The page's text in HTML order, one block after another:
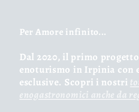
Per Amore infinito...
Dal 2020, il primo
enoturismo in Irpinia con
esclusive. Scopri i nostri
enogastronomici anche da